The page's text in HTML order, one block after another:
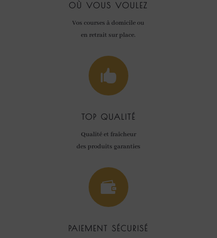
OÙ VOUS VOULEZ
Vos courses à domicile ou
en retrait sur place.

TOP QUALITÉ
Qualité et fraîcheur
des produits garanties

PAIEMENT SÉCURISÉ